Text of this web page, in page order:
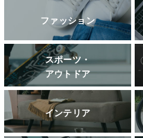
ファッション
スポーツ・
アウトドア
インテリア